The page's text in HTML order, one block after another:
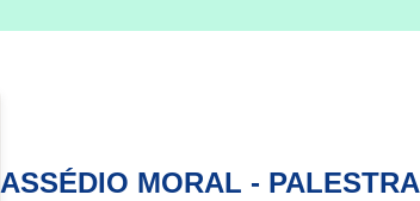
ASSÉDIO MORAL - PALESTRA